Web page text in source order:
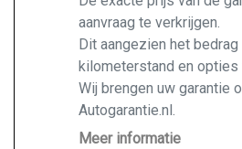
aanvraag te verkrijgen.
Dit aangezien het
kilometerstand en opties
Wij brengen uw garantie
Autogarantie.nl.
Vraag ons naar de
Meer informatie